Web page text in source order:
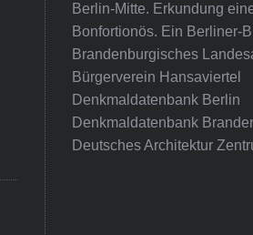
Berlin-Mitte. Erkundung
Bonfortionös. Ein Berliner-
Brandenburgisches
Bürgerverein Hansaviertel
Denkmaldatenbank Berlin
Denkmaldatenbank
Deutsches Architektur